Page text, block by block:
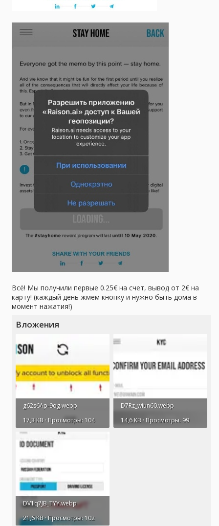
Всё! Мы получили первые 0.25€ на счет, вывод от 2€ на
карту! (каждый день жмём кнопку и нужно быть дома в
момент нажатия!)
Вложения
g62s6Ap-9og.webp
17,3 KB · Просмотры: 104
D7Rz_wiun60.webp
14,6 KB · Просмотры: 99
DV1q7JB_TYY.webp
21,6 KB · Просмотры: 102